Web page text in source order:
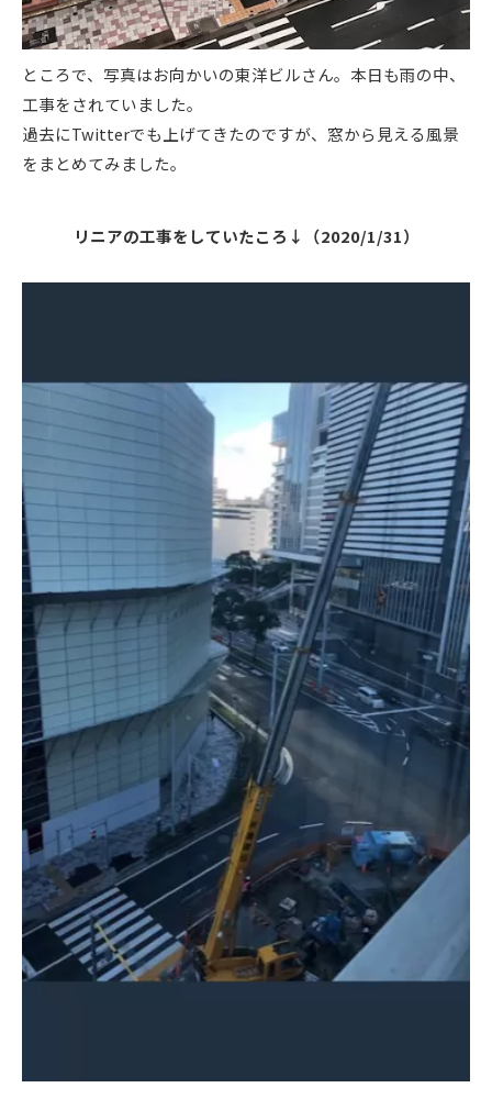
ところで、写真はお向かいの東洋ビルさん。本日も雨の中、
工事をされていました。
過去にTwitterでも上げてきたのですが、窓から見える風景
をまとめてみました。
リニアの工事をしていたころ↓（2020/1/31）